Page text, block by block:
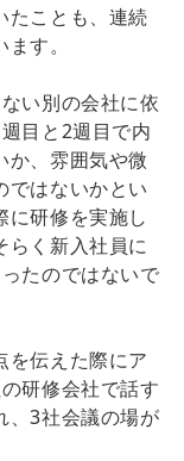
たことも、連続
す。
い別の会社に依
目と2週目で内
か、雰囲気や微
ではないかとい
に研修を実施し
らく新入社員に
たのではないで
を伝えた際にア
研修会社で話す
、3社会議の場が